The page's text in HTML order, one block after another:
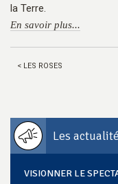
la Terre.
En savoir plus...
< LES ROSES
Les
VISIONNER LE